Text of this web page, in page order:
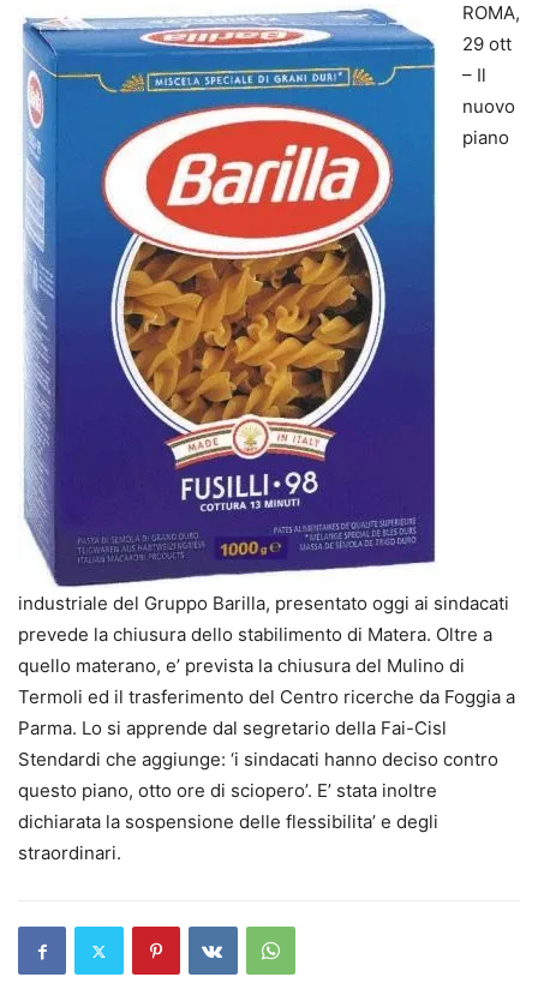
ROMA,
29 ott
– Il
nuovo
piano
industriale del Gruppo Barilla, presentato oggi ai sindacati
prevede la chiusura dello stabilimento di Matera. Oltre a
quello materano, e’ prevista la chiusura del Mulino di
Termoli ed il trasferimento del Centro ricerche da Foggia a
Parma. Lo si apprende dal segretario della Fai-Cisl
Stendardi che aggiunge: ‘i sindacati hanno deciso contro
questo piano, otto ore di sciopero’. E’ stata inoltre
dichiarata la sospensione delle flessibilita’ e degli
straordinari.